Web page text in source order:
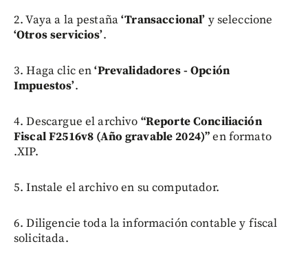
2. Vaya a la pestaña‘Transaccional’ y seleccione
‘Otros servicios’.
3. Haga clic en‘Prevalidadores - Opción
Impuestos’.
4. Descargue el archivo “Reporte Conciliación
Fiscal F2516v8 (Año gravable 2024)”en formato
.XIP.
5. Instale el archivo en su computador.
6. Diligencie toda la información contable y fiscal
solicitada.